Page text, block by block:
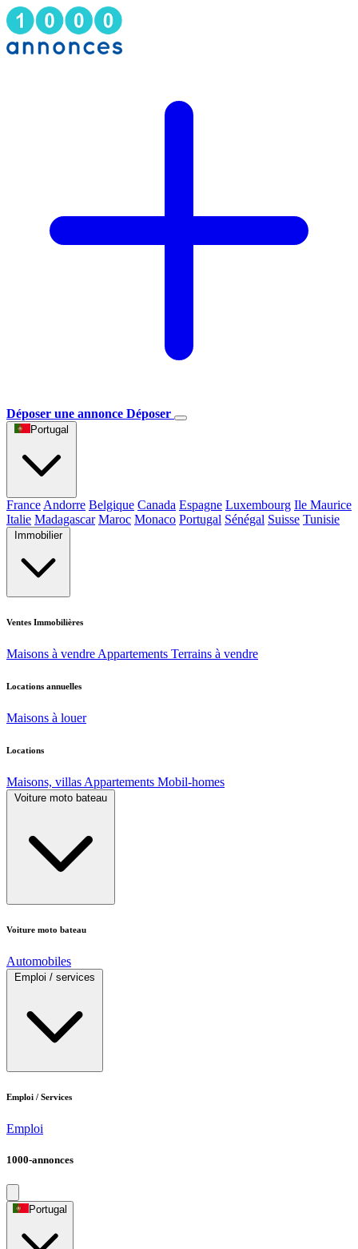
Déposer une annonce Déposer
Portugal
France Andorre Belgique Canada Espagne Luxembourg Ile Maurice
Italie Madagascar Maroc Monaco Portugal Sénégal Suisse Tunisie
Immobilier
Ventes Immobilières
Maisons à vendre Appartements Terrains à vendre
Locations annuelles
Maisons à louer
Locations
Maisons, villas Appartements Mobil-homes
Voiture moto bateau
Voiture moto bateau
Automobiles
Emploi / services
Emploi / Services
Emploi
1000-annonces
Portugal